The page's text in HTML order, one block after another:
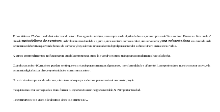
En los últimos 27 años, he disfrutado creando valor… Una agencia de viajes, una empresa de alquiler de buses, una empresa de “Asesoría en Finanzas Personales”
otra demotociclismo de aventura, un broker internacional de seguros, otra aventura como escritor, una cervecería, yuna reforestadora sustentada en la
economía colaborativa que vende bonos de carbono, y hoy además una academia digital para aprender sobre el dinero en nuestras vidas.
Algunos emprendimientos no funcionaron, queda la experiencia, otros los vendí y en otros trabajo apasionadamente hasta la fecha.
Cuándo pasan los 40, muchos pueden sentir que ya es tarde para comenzar algo nuevo... ¡pero la realidad es diferente! La experiencia es nuestro mayor activo, y la
economía digital actual ofrece oportunidades como nunca antes.
No se trata de empezar desde cero, sino de usar lo que ya sabemos para construir un camino propio.
Te quiero mostrar cómo puedes transformar tu experiencia en un negocio rentable, SIN importar tu edad.
Te comparto estos videos de algunas de estas empresas....